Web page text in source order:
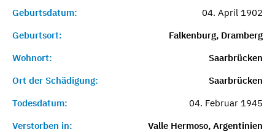
Geburtsdatum:
04. April 1902
Geburtsort:
Falkenburg, Dramberg
Wohnort:
Saarbrücken
Ort der Schädigung:
Saarbrücken
Todesdatum:
04. Februar 1945
Verstorben in:
Valle Hermoso, Argentinien